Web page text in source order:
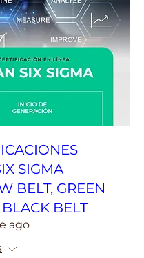
SIGMA
BELT, GREEN
BLACK BELT
ago